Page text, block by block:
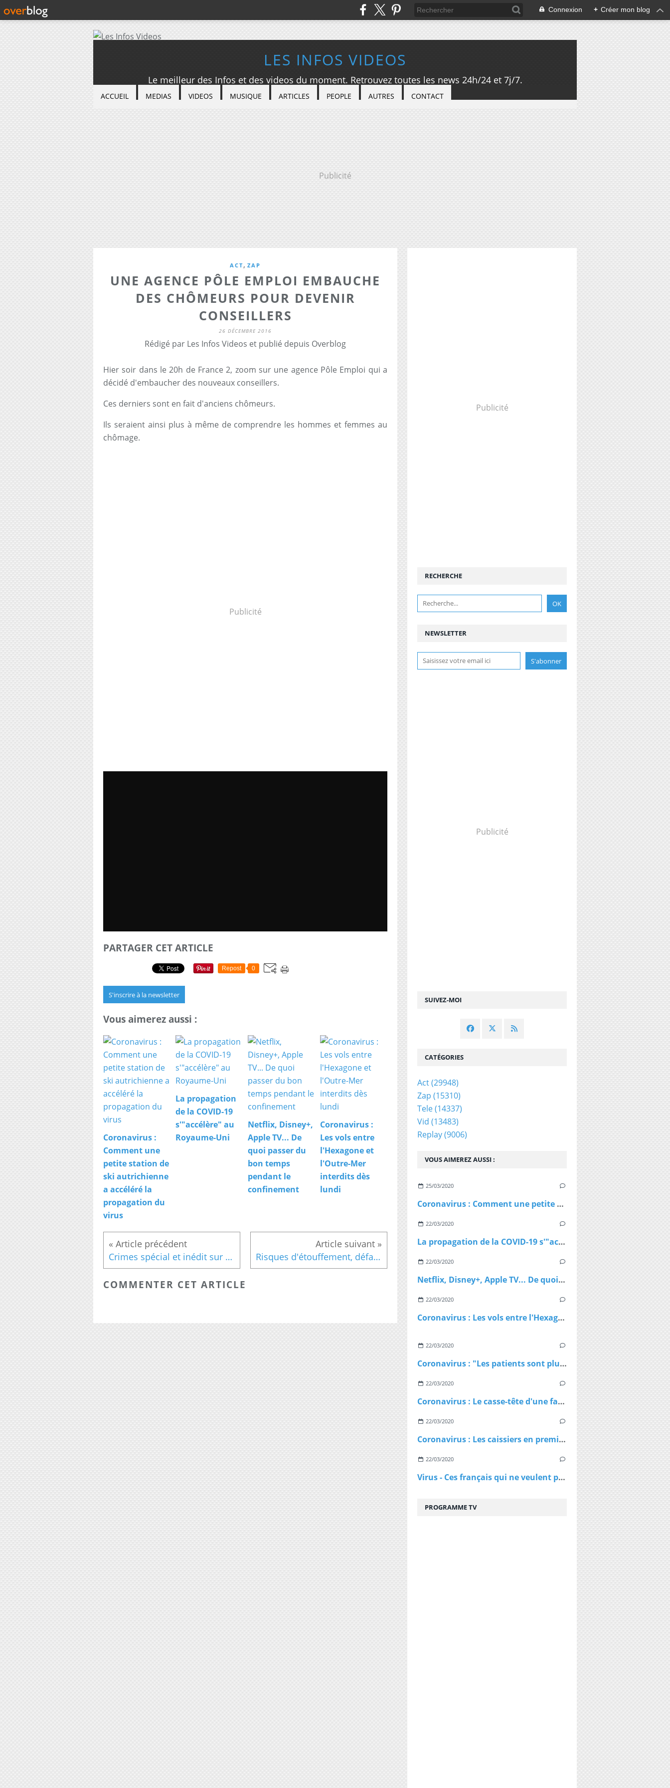
Connexion + Créer mon blog
LES INFOS VIDEOS
Le meilleur des Infos et des videos du moment. Retrouvez toutes les news 24h/24 et 7j/7.
ACCUEIL MEDIAS VIDEOS MUSIQUE ARTICLES PEOPLE AUTRES CONTACT
Publicité
ACT, ZAP
UNE AGENCE PÔLE EMPLOI EMBAUCHE
DES CHÔMEURS POUR DEVENIR
CONSEILLERS
26 DÉCEMBRE 2016
Rédigé par Les Infos Videos et publié depuis Overblog
Hier soir dans le 20h de France 2, zoom sur une agence Pôle Emploi qui a
décidé d'embaucher des nouveaux conseillers.
Ces derniers sont en fait d'anciens chômeurs.
Ils seraient ainsi plus à même de comprendre les hommes et femmes au
chômage.
Publicité
PARTAGER CET ARTICLE
Repost 0
S'inscrire à la newsletter
Vous aimerez aussi :
Coronavirus :
Comment une
petite station de
ski autrichienne
a accéléré la
propagation du
virus
La propagation
de la COVID-19
s'"accélère" au
Royaume-Uni
Netflix, Disney+,
Apple TV... De
quoi passer du
bon temps
pendant le
confinement
Coronavirus :
Les vols entre
l'Hexagone et
l'Outre-Mer
interdits dès
lundi
Crimes spécial et inédit sur NRJ 12 ce soir à 20h55, retour sur 3 affaires qui ont marqué 2016 Risques d'étouffement, défauts de fabrication, voici comment vérifier que les jouets pour enfants ne sont pas dangereux
COMMENTER CET ARTICLE
Publicité
NEWSLETTER
SUIVEZ-MOI
RECHERCHE
Publicité
VOUS AIMEREZ AUSSI :
25/03/2020
Coronavirus : Comment une petite station de ski autrichienne a accéléré la propagation du virus
22/03/2020
La propagation de la COVID-19 s'"accélère" au Royaume-Uni
22/03/2020
Netflix, Disney+, Apple TV... De quoi passer du bon temps pendant le confinement
22/03/2020
Coronavirus : Les vols entre l'Hexagone et l'Outre-Mer interdits dès lundi
22/03/2020
Coronavirus : "Les patients sont plus jeunes que ce qu'on nous avait dit", affirme Patrick Pelloux
22/03/2020
Coronavirus : Le casse-tête d'une famille confinée dans un petit appartement
22/03/2020
Coronavirus : Les caissiers en première ligne et peu protégés
22/03/2020
Virus - Ces français qui ne veulent pas rester chez eux et qui ne comprennent pas les ordres des policiers
CATÉGORIES
Act(29948)
Zap (15310)
Tele(14337)
Vid (13483)
Replay(9006)
PROGRAMME TV